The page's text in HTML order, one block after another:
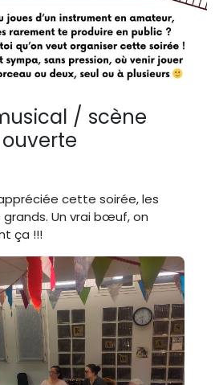
/ scène
ouverte
cette soirée, les
Un vrai bœuf, on
ça !!!